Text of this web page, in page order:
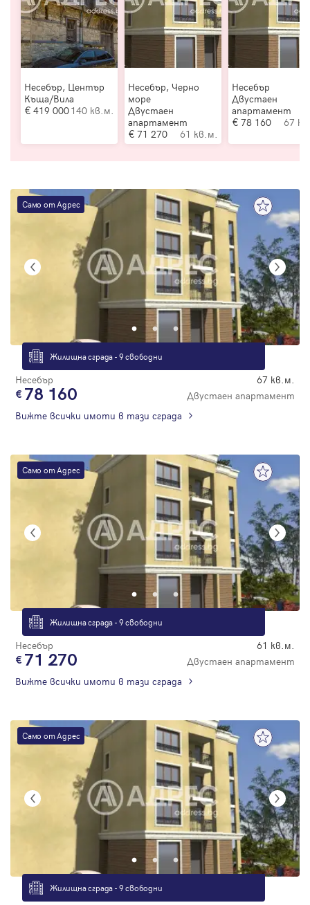
Несебър, Център
Къща/Вила
419 000140 кв.м.
Несебър, Черно
море
Двустаен
апартамент
71 270
61 кв.м.
Несебър
Двустаен
апартамент
78 160
67
Само от Адрес
Жилищна сграда - 9 свободни
Несебър 67 кв.м.
78 160
Двустаен апартамент
Вижте всички имоти в тази сграда
Само от Адрес
Жилищна сграда - 9 свободни
Несебър 61 кв.м.
71 270
Двустаен апартамент
Вижте всички имоти в тази сграда
Само от Адрес
Жилищна сграда - 9 свободни